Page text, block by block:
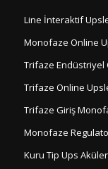
Line İnteraktif
Monofaze Online
Trifaze Endüstriyel
Trifaze Online
Trifaze Giriş
Monofaze
Kuru Tip Ups